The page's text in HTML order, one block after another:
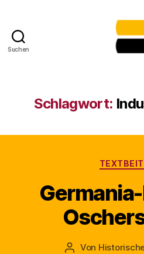
Suchen
Schlagwort:
Beitragsautor
Von